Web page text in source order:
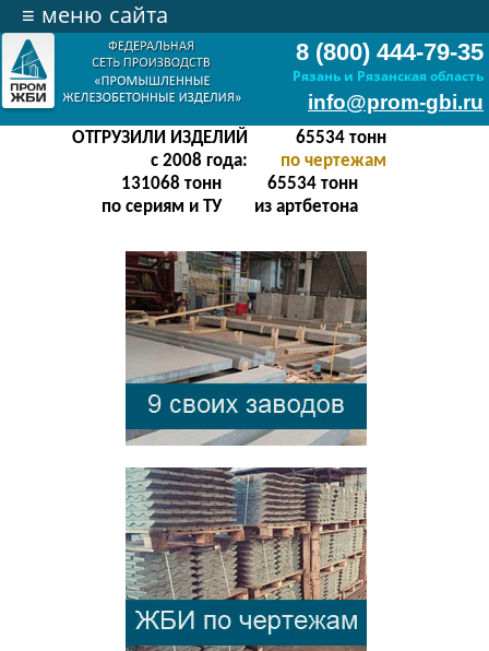
8 (800) 444-79-35
Рязань и Рязанская область
info@prom-gbi.ru
≡ меню сайта
ОТГРУЗИЛИ ИЗДЕЛИЙ
с 2008 года:
628731 тонн
по чертежам
238342 тонн
по сериям и ТУ
512303тонн
из артбетона